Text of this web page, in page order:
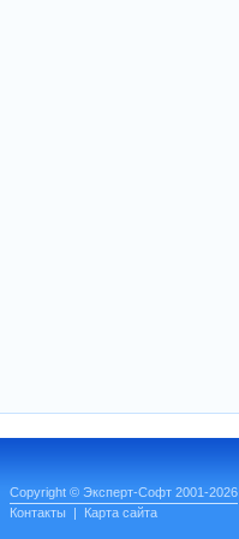
Copyright © Эксперт-Софт 2001-2026
Контакты | Карта сайта